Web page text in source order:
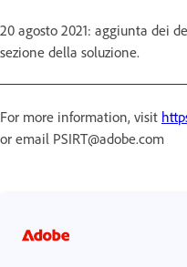
20 agosto 2021: aggiunta dei
sezione della soluzione.
For more information, visit
or email PSIRT@adobe.com